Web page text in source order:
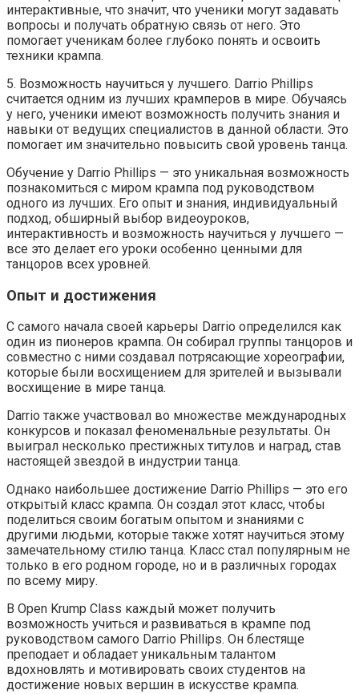
интерактивные, что значит, что ученики могут задавать
вопросы и получать обратную связь от него. Это
помогает ученикам более глубоко понять и освоить
техники крампа.
5. Возможность научиться у лучшего. Darrio Phillips
считается одним из лучших крамперов в мире. Обучаясь
у него, ученики имеют возможность получить знания и
навыки от ведущих специалистов в данной области. Это
помогает им значительно повысить свой уровень танца.
Обучение у Darrio Phillips — это уникальная возможность
познакомиться с миром крампа под руководством
одного из лучших. Его опыт и знания, индивидуальный
подход, обширный выбор видеоуроков,
интерактивность и возможность научиться у лучшего —
все это делает его уроки особенно ценными для
танцоров всех уровней.
Опыт и достижения
С самого начала своей карьеры Darrio определился как
один из пионеров крампа. Он собирал группы танцоров и
совместно с ними создавал потрясающие хореографии,
которые были восхищением для зрителей и вызывали
восхищение в мире танца.
Darrio также участвовал во множестве международных
конкурсов и показал феноменальные результаты. Он
выиграл несколько престижных титулов и наград, став
настоящей звездой в индустрии танца.
Однако наибольшее достижение Darrio Phillips — это его
открытый класс крампа. Он создал этот класс, чтобы
поделиться своим богатым опытом и знаниями с
другими людьми, которые также хотят научиться этому
замечательному стилю танца. Класс стал популярным не
только в его родном городе, но и в различных городах
по всему миру.
В Open Krump Class каждый может получить
возможность учиться и развиваться в крампе под
руководством самого Darrio Phillips. Он блестяще
преподает и обладает уникальным талантом
вдохновлять и мотивировать своих студентов на
достижение новых вершин в искусстве крампа.